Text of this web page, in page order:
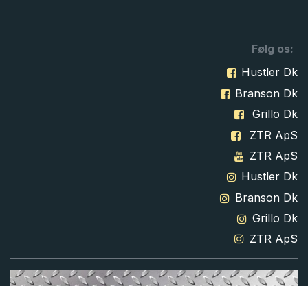
Følg os:
Hustler Dk
Branson Dk
Grillo Dk
ZTR ApS
ZTR ApS
Hustler Dk
Branson Dk
Grillo Dk
ZTR ApS